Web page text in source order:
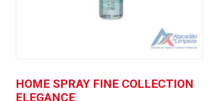
HOME SPRAY FINE COLLECTION
ELEGANCE